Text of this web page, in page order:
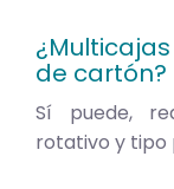
de cartón?
Sí puede,
rotativo y tipo